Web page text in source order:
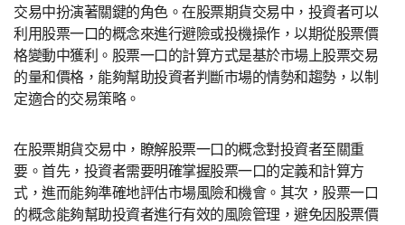
交易中扮演著關鍵的角色。在股票期貨交易中，投資者可以
利用股票一口的概念來進行避險或投機操作，以期從股票價
格變動中獲利。股票一口的計算方式是基於市場上股票交易
的量和價格，能夠幫助投資者判斷市場的情勢和趨勢，以制
定適合的交易策略。
在股票期貨交易中，瞭解股票一口的概念對投資者至關重
要。首先，投資者需要明確掌握股票一口的定義和計算方
式，進而能夠準確地評估市場風險和機會。其次，股票一口
的概念能夠幫助投資者進行有效的風險管理，避免因股票價